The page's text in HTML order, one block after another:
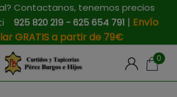
Contactanos, tenemos precios
925 820 219 - 625 654 791 | Envío
GRATIS a partir de 79€
0